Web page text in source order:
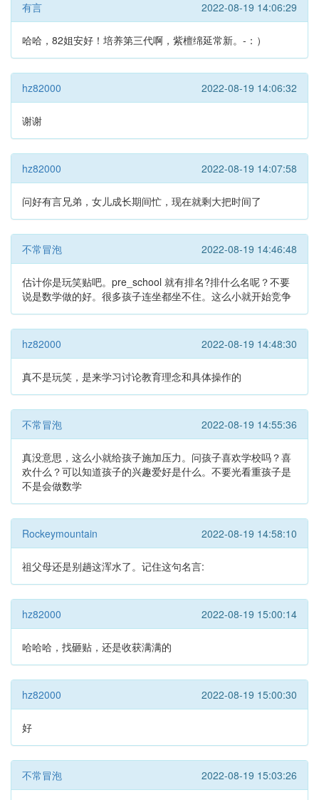
有言 2022-08-19 14:06:29
哈哈，82姐安好！培养第三代啊，紫檀绵延常新。-：）
hz82000 2022-08-19 14:06:32
谢谢
hz82000 2022-08-19 14:07:58
问好有言兄弟，女儿成长期间忙，现在就剩大把时间了
不常冒泡 2022-08-19 14:46:48
估计你是玩笑贴吧。pre_school 就有排名?排什么名呢？不要
说是数学做的好。很多孩子连坐都坐不住。这么小就开始竞争
hz82000 2022-08-19 14:48:30
真不是玩笑，是来学习讨论教育理念和具体操作的
不常冒泡 2022-08-19 14:55:36
真没意思，这么小就给孩子施加压力。问孩子喜欢学校吗？喜
欢什么？可以知道孩子的兴趣爱好是什么。不要光看重孩子是
不是会做数学
Rockeymountain 2022-08-19 14:58:10
祖父母还是别趟这浑水了。记住这句名言:
hz82000 2022-08-19 15:00:14
哈哈哈，找砸贴，还是收获满满的
hz82000 2022-08-19 15:00:30
好
不常冒泡 2022-08-19 15:03:26